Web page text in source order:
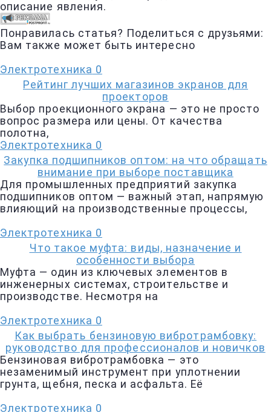
Понравилась статья? Поделиться с друзьями:
Вам также может быть интересно
Электротехника 0
Рейтинг лучших магазинов экранов для
проекторов
Выбор проекционного экрана — это не просто
вопрос размера или цены. От качества
полотна,
Электротехника 0
Закупка подшипников оптом: на что обращать
внимание при выборе поставщика
Для промышленных предприятий закупка
подшипников оптом — важный этап, напрямую
влияющий на производственные процессы,
Электротехника 0
Что такое муфта: виды, назначение и
особенности выбора
Муфта — один из ключевых элементов в
инженерных системах, строительстве и
производстве. Несмотря на
Электротехника 0
Как выбрать бензиновую вибротрамбовку:
руководство для профессионалов и новичков
Бензиновая вибротрамбовка — это
незаменимый инструмент при уплотнении
грунта, щебня, песка и асфальта. Её
Электротехника 0